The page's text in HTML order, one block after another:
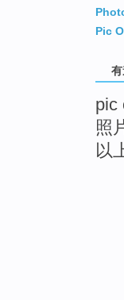
Pic
pic
照
以